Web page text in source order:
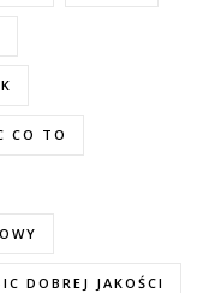
CO TO
DOBREJ JAKOŚCI